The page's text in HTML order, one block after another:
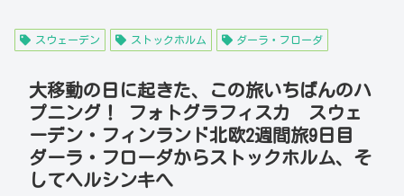
スウェーデン ストックホルム ダーラ・フローダ
大移動の日に起きた、この旅いちばんのハ
プニング！ フォトグラフィスカ スウェ
ーデン・フィンランド北欧2週間旅9日目
ダーラ・フローダからストックホルム、そ
してヘルシンキへ